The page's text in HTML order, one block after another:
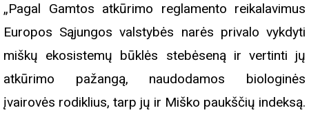
„Pagal Gamtos atkūrimo reglamento reikalavimus
Europos Sąjungos valstybės narės privalo vykdyti
miškų ekosistemų būklės stebėseną ir vertinti jų
atkūrimo pažangą, naudodamos biologinės
įvairovės rodiklius, tarp jų ir Miško paukščių indeksą.